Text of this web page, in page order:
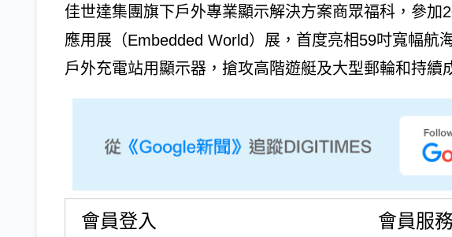
佳世達集團旗下戶外專業顯示解決方案商眾福科，參加
應用展（Embedded World）展，首度亮相59吋寬幅航
戶外充電站用顯示器，搶攻高階遊艇及大型郵輪和持續
會員登入 會員服